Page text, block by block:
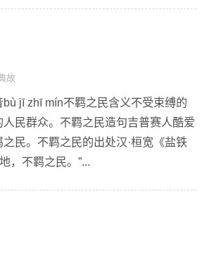
故
jī zhī mín不羁之民含义不受束缚的
民群众。不羁之民造句吉普赛人酷爱
民。不羁之民的出处汉·桓宽《盐铁
，不羁之民。”...